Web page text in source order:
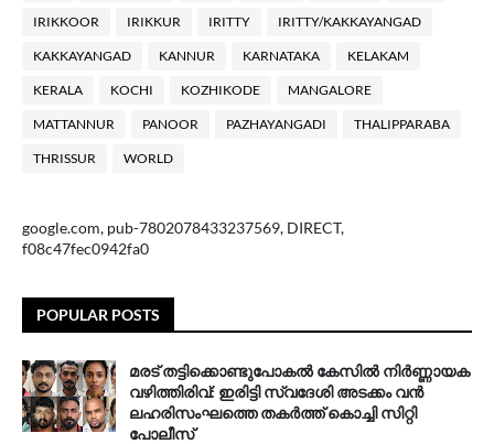
IRIKKOOR IRIKKUR IRITTY IRITTY/KAKKAYANGAD
KAKKAYANGAD KANNUR KARNATAKA KELAKAM
KERALA KOCHI KOZHIKODE MANGALORE
MATTANNUR PANOOR PAZHAYANGADI THALIPPARABA
THRISSUR WORLD
google.com, pub-7802078433237569, DIRECT,
f08c47fec0942fa0
POPULAR POSTS
മരട് തട്ടിക്കൊണ്ടുപോകൽ കേസിൽ നിർണ്ണായക
വഴിത്തിരിവ്: ഇരിട്ടി സ്വദേശി അടക്കം വൻ
ലഹരിസംഘത്തെ തകർത്ത് കൊച്ചി സിറ്റി
പോലീസ്